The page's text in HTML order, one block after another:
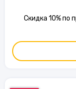
Скидка 10% по промокоду в интернет-магазине Мир